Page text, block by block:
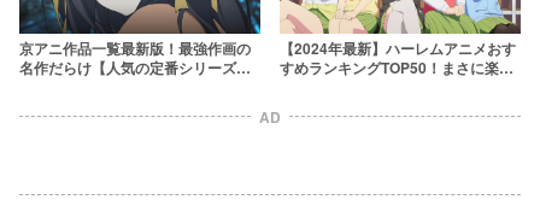
京アニ作品一覧最新版！最強作画の
名作だらけ【人気の定番シリーズか
【2024年最新】ハーレムアニメおす
すめランキングTOP50！まさに楽
AD